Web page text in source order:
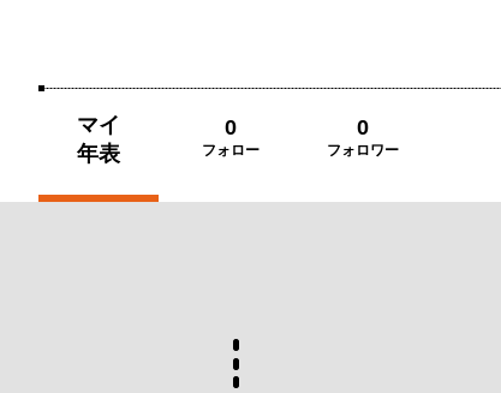
マイ
年表
0
フォロー
0
フォロワー